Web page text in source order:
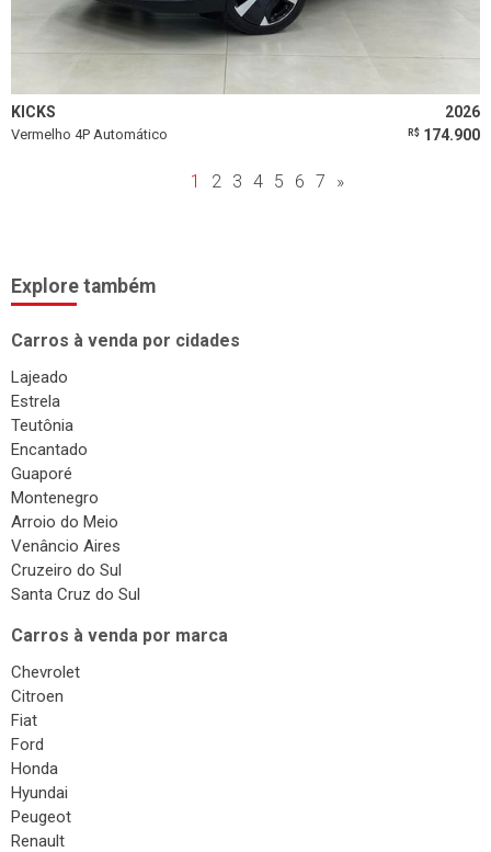
KICKS 2026
Vermelho 4P Automático R$ 174.900
1 2 3 4 5 6 7 »
Explore também
Carros à venda por cidades
Lajeado
Estrela
Teutônia
Encantado
Guaporé
Montenegro
Arroio do Meio
Venâncio Aires
Cruzeiro do Sul
Santa Cruz do Sul
Carros à venda por marca
Chevrolet
Citroen
Fiat
Ford
Honda
Hyundai
Peugeot
Renault